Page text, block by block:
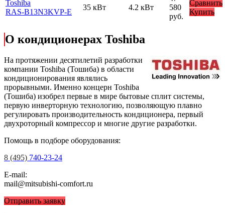
Toshiba
RAS-B13N3KVP-E
35 кВт 4.2 кВт
580
руб.
Сравнить
Купить
О кондиционерах Toshiba
На протяжении десятилетий разработки
компании Toshiba (Тошиба) в области
кондиционирования являлись
прорывными. Именно концерн Toshiba
(Тошиба) изобрел первые в мире бытовые сплит системы,
первую инверторную технологию, позволяющую плавно
регулировать производительность кондиционера, первый
двухроторный компрессор и многие другие разработки.
Помощь в подборе оборудования:
8 (495) 740-23-24
E-mail:
mail@mitsubishi-comfort.ru
Отправить заявку